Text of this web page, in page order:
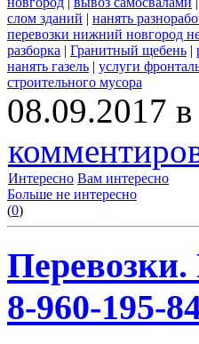
слом зданий | нанять
перевозки нижний новгород
разборка | Гранитный щебень |
нанять газель | услуги
строительного мусора
08.09.2017
Интересно Вам интересно
Больше не интересно
(0)
Перевозки.
8-960-195-